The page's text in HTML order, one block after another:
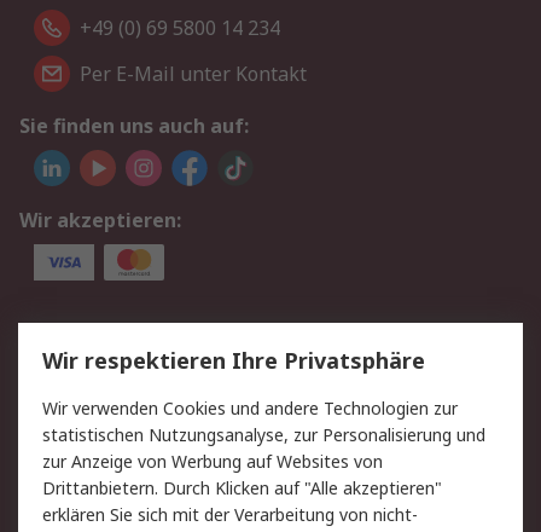
+49 (0) 69 5800 14 234
Per E-Mail unter Kontakt
Sie finden uns auch auf:
Wir akzeptieren:
Service
Value Added Services
Lieferlösungen
Rücksendungen
Kontakt
Hilfe
Privatkunden
Rechtliches
Wir respektieren Ihre Privatsphäre
Wir verwenden Cookies und andere Technologien zur
statistischen Nutzungsanalyse, zur Personalisierung und
zur Anzeige von Werbung auf Websites von
Drittanbietern. Durch Klicken auf "Alle akzeptieren"
erklären Sie sich mit der Verarbeitung von nicht-